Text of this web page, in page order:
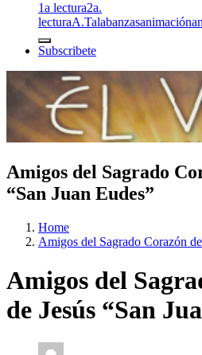
1a lectura2a.
lecturaA.Talabanzasanimación
Subscribete
Amigos del Sagrado
“San Juan Eudes”
Home
Amigos del Sagrado Corazón
Amigos del
de Jesús “San